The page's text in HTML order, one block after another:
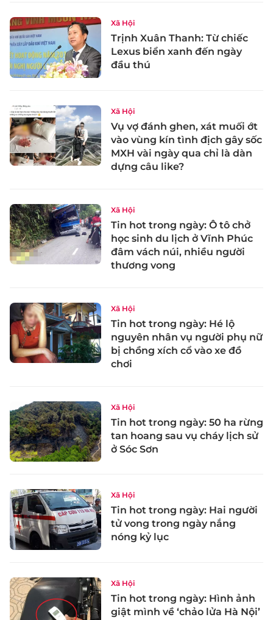
Xã Hội
Trịnh Xuân Thanh: Từ chiếc
Lexus biển xanh đến ngày
đầu thú
Xã Hội
Vụ vợ đánh ghen, xát muối ớt
vào vùng kín tình địch gây sốc
MXH vài ngày qua chỉ là dàn
dựng câu like?
Xã Hội
Tin hot trong ngày: Ô tô chở
học sinh du lịch ở Vĩnh Phúc
đâm vách núi, nhiều người
thương vong
Xã Hội
Tin hot trong ngày: Hé lộ
nguyên nhân vụ người phụ nữ
bị chồng xích cổ vào xe đồ
chơi
Xã Hội
Tin hot trong ngày: 50 ha rừng
tan hoang sau vụ cháy lịch sử
ở Sóc Sơn
Xã Hội
Tin hot trong ngày: Hai người
tử vong trong ngày nắng
nóng kỷ lục
Xã Hội
Tin hot trong ngày: Hình ảnh
giật mình về ‘chảo lửa Hà Nội’